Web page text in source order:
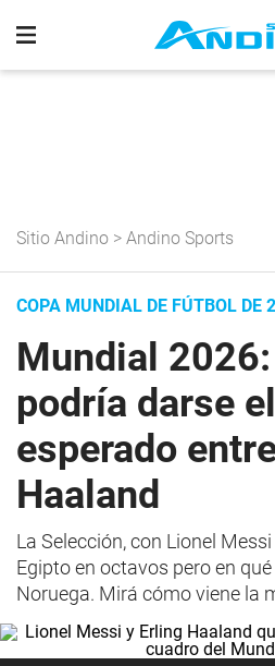
Sitio Andino > Andino Sports
COPA MUNDIAL DE FÚTBOL DE
Mundial
podría darse
esperado
Haaland
La Selección, con Lionel
Egipto en octavos pero en
Noruega. Mirá cómo viene la